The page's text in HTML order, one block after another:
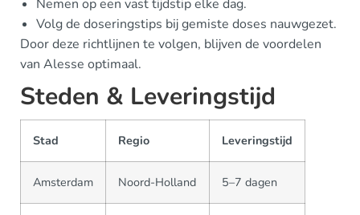
Nemen op een vast tijdstip elke dag.
Volg de doseringstips bij gemiste doses nauwgezet.
Door deze richtlijnen te volgen, blijven de voordelen
van Alesse optimaal.
Steden & Leveringstijd
Stad Regio Leveringstijd
Amsterdam Noord-Holland 5–7 dagen